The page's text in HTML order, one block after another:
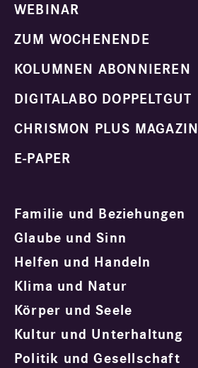
WEBINAR
ZUM WOCHENENDE
KOLUMNEN ABONNIEREN
DIGITALABO DOPPELTGUT
CHRISMON PLUS MAGAZIN
E-PAPER
Familie und Beziehungen
Glaube und Sinn
Helfen und Handeln
Klima und Natur
Körper und Seele
Kultur und Unterhaltung
Politik und Gesellschaft